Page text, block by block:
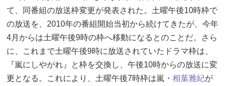
て、同番組の放送枠変更が発表された。土曜午後10時枠で
の放送を、2010年の番組開始当初から続けてきたが、今年
4月からは土曜午後9時の枠へ移動になるとのことだ。さら
に、これまで土曜午後9時に放送されていたドラマ枠は、
『嵐にしやがれ』と枠を交換し、午後10時からの放送に変
更となる。これにより、土曜午後7時枠は嵐・ 相葉雅紀が